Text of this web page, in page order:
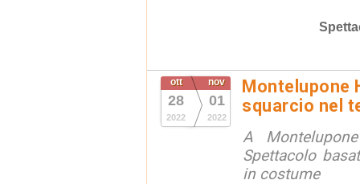
ott
28
2022
nov
01
2022
Montelupone
squarcio nel
A
Spettacolo
in costume